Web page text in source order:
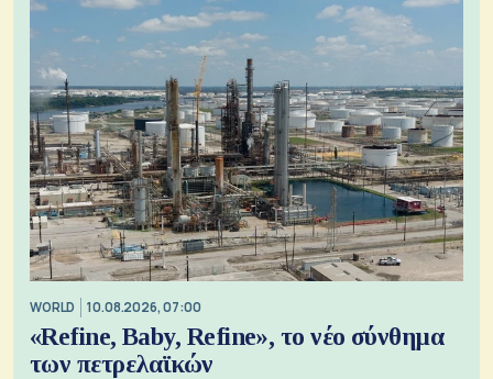
WORLD 10.08.2026, 07:00
«Refine, Baby, Refine», το νέο σύνθημα
των πετρελαϊκών